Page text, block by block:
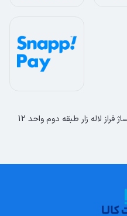
لاله زار طبقه دوم واحد 12